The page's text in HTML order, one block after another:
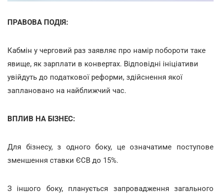
ПРАВОВА ПОДІЯ:
Кабмін у черговий раз заявляє про намір побороти таке
явище, як зарплати в конвертах. Відповідні ініціативи
увійдуть до податкової реформи, здійснення якої
заплановано на найближчий час.
ВПЛИВ НА БІЗНЕС:
Для бізнесу, з одного боку, це означатиме поступове
зменшення ставки ЄСВ до 15%.
З іншого боку, планується запровадження загального